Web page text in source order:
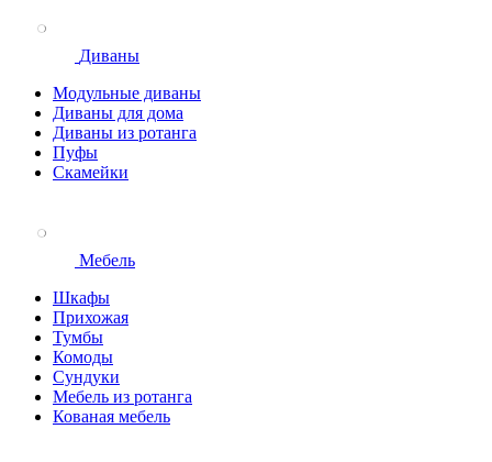
Диваны
Модульные диваны
Диваны для дома
Диваны из ротанга
Пуфы
Скамейки
Мебель
Шкафы
Прихожая
Тумбы
Комоды
Сундуки
Мебель из ротанга
Кованая мебель